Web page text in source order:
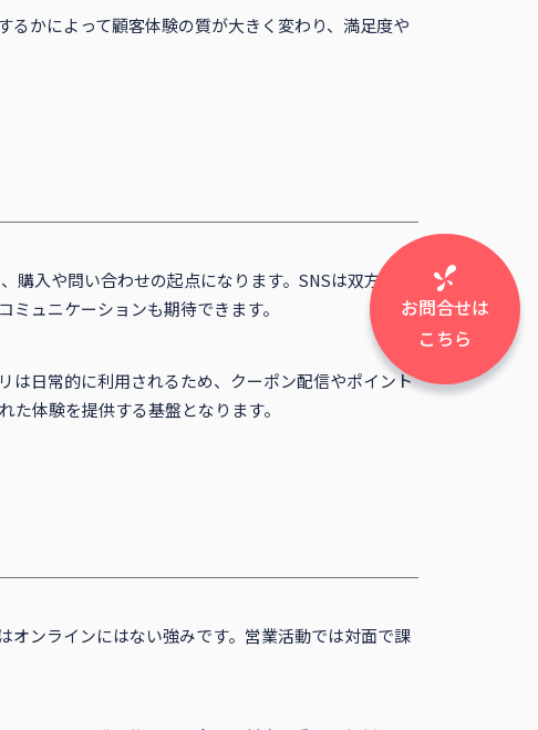
かによって顧客体験の質が大きく変わり、満足度や
入や問い合わせの起点になります。SNSは双方向の
ュニケーションも期待できます。
は日常的に利用されるため、クーポン配信やポイント
体験を提供する基盤となります。
オンラインにはない強みです。営業活動では対面で課
お問合せは
こちら